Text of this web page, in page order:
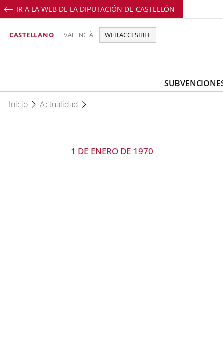
IR A LA WEB DE LA DIPUTACIÓN DE CASTELLÓN
CASTELLANO VALENCIÀ WEB ACCESIBLE
Inicio
Actualidad
1 DE ENERO DE 1970